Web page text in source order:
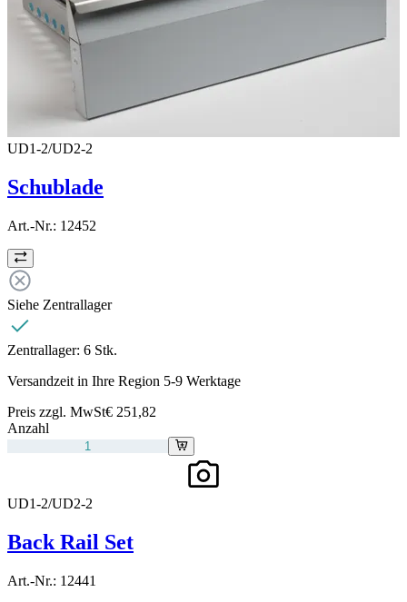
UD1-2/UD2-2
Schublade
Art.-Nr.: 12452
Siehe Zentrallager
Zentrallager: 6 Stk.
Versandzeit in Ihre Region 5-9 Werktage
Preis zzgl. MwSt€ 251,82
Anzahl
UD1-2/UD2-2
Back Rail Set
Art.-Nr.: 12441